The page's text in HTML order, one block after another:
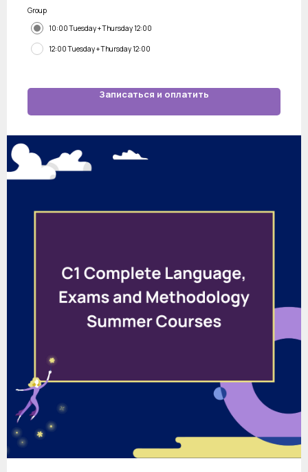
Group
10:00 Tuesday + Thursday 12:00
12:00 Tuesday + Thursday 12:00
Записаться и оплатить